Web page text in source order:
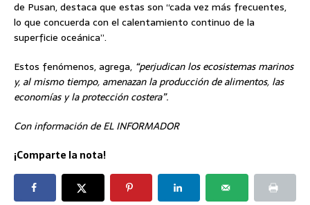
de Pusan, destaca que estas son “cada vez más frecuentes,
lo que concuerda con el calentamiento continuo de la
superficie oceánica”.
Estos fenómenos, agrega, “perjudican los ecosistemas marinos
y, al mismo tiempo, amenazan la producción de alimentos, las
economías y la protección costera”.
Con información de EL INFORMADOR
¡Comparte la nota!